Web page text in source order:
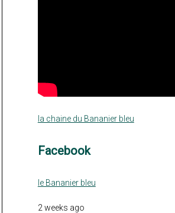
la chaine du Bananier bleu
Facebook
le Bananier bleu
2 weeks ago